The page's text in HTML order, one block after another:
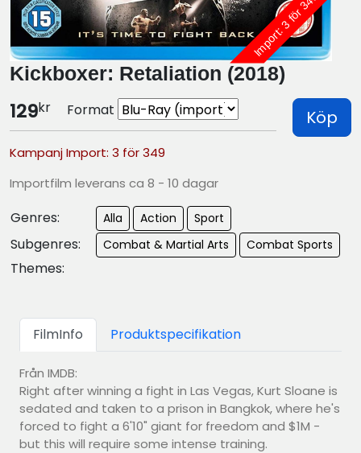
Import: 3 för 349
Kickboxer: Retaliation (2018)
129kr Format Köp
Kampanj Import: 3 för 349
Importfilm leverans ca 8 - 10 dagar
Genres: Alla Action Sport
Subgenres: Combat & Martial Arts Combat Sports
Themes:
FilmInfo Produktspecifikation
Från IMDB:
Right after winning a fight in Las Vegas, Kurt Sloane is
sedated and taken to a prison in Bangkok, where he's
forced to fight a 6'10" giant for freedom and $1M -
but this will require some intense training.